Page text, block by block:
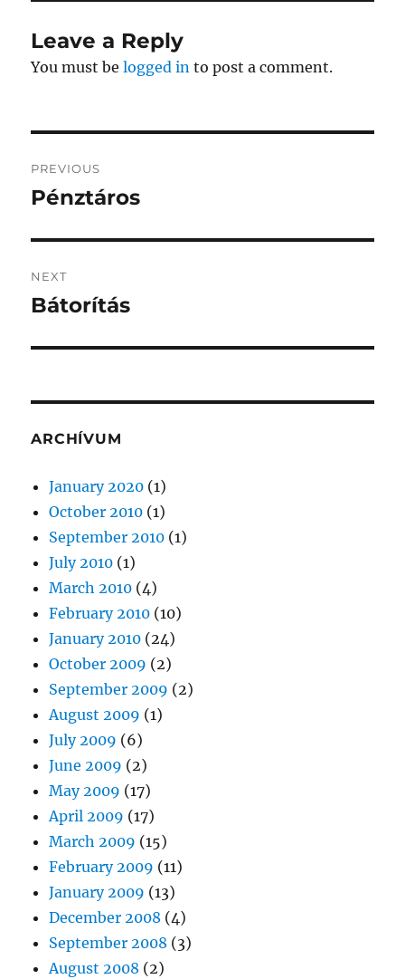
Leave a Reply
You must belogged in to post a comment.
navigation
PREVIOUS
Previous
Pénztáros
NEXT
Next
Bátorítás
ARCHÍVUM
January 2020 (1)
October 2010 (1)
September 2010 (1)
July 2010 (1)
March 2010 (4)
February 2010 (10)
January 2010 (24)
October 2009 (2)
September 2009 (2)
August 2009 (1)
July 2009 (6)
June 2009 (2)
May 2009 (17)
April 2009 (17)
March 2009 (15)
February 2009 (11)
January 2009 (13)
December 2008 (4)
September 2008 (3)
August 2008 (2)